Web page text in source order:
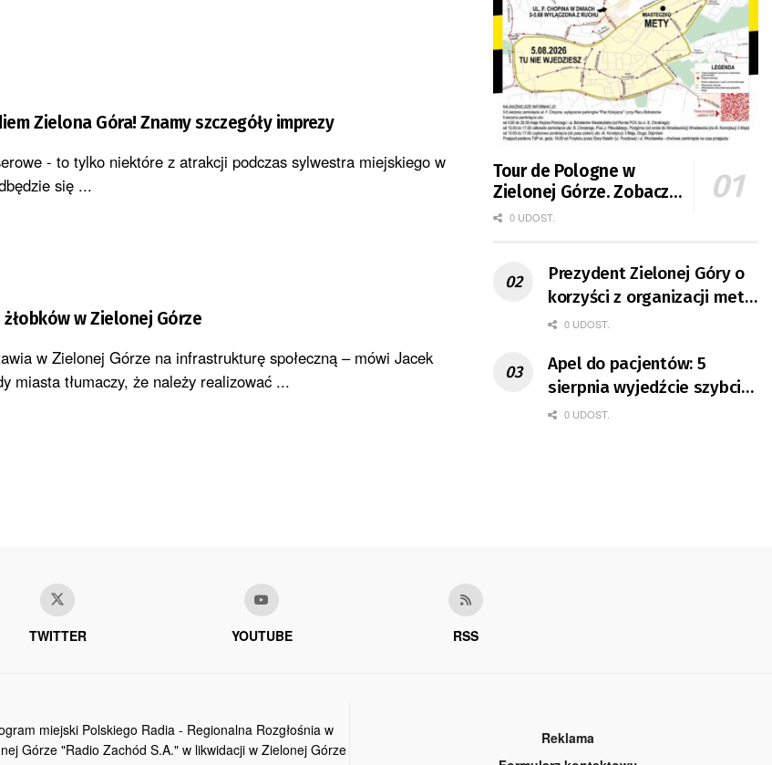
Zielona Góra! Znamy szczegóły imprezy
- to tylko niektóre z atrakcji podczas sylwestra miejskiego w
się ...
w Zielonej Górze
w Zielonej Górze na infrastrukturę społeczną – mówi Jacek
miasta tłumaczy, że należy realizować ...
Tour de Pologne w
Zielonej Górze. Zobacz
zmiany w organizacji
0 UDOST.
Prezydent Zielonej Góry o
korzyści z organizacji mety
Tour de Pologne
0 UDOST.
Apel do pacjentów: 5
sierpnia wyjedźcie szybciej
z domów
0 UDOST.
TWITTER YOUTUBE RSS
miejski Polskiego Radia - Regionalna Rozgłośnia w
Górze "Radio Zachód S.A." w likwidacji w Zielonej Górze
Reklama